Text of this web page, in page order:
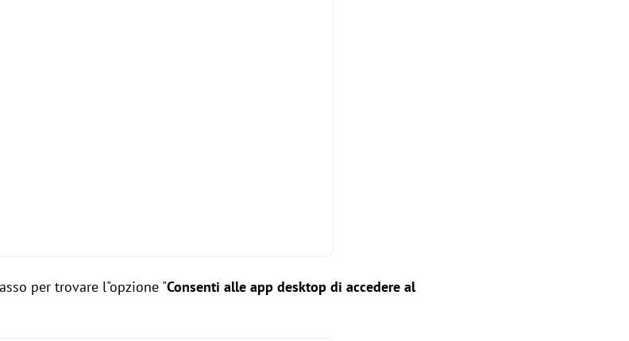
per trovare l"opzione "Consenti alle app desktop di accedere al